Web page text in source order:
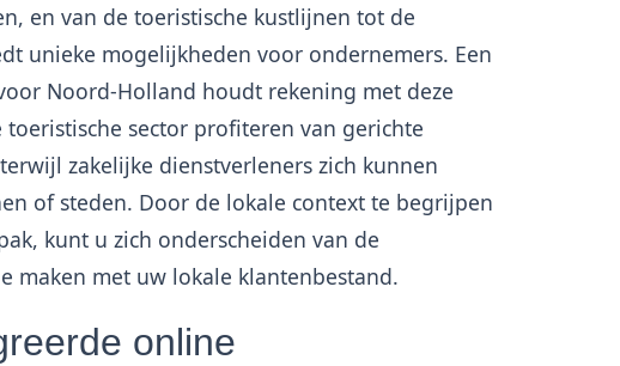
en van de toeristische kustlijnen tot de
unieke mogelijkheden voor ondernemers. Een
Noord-Holland houdt rekening met deze
sector profiteren van gerichte
zakelijke dienstverleners zich kunnen
of steden. Door de lokale context te begrijpen
kunt u zich onderscheiden van de
maken met uw lokale klantenbestand.
online